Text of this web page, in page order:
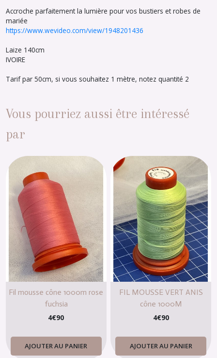
Accroche parfaitement la lumière pour vos bustiers et robes de
mariée
https://www.wevideo.com/view/1948201436
Laize 140cm
IVOIRE
Tarif par 50cm, si vous souhaitez 1 mètre, notez quantité 2
Vous pourriez aussi être intéressé
par
Fil mousse cône 1000m rose
fuchsia
4€90
AJOUTER AU PANIER
FIL MOUSSE VERT ANIS
cône 1000M
4€90
AJOUTER AU PANIER